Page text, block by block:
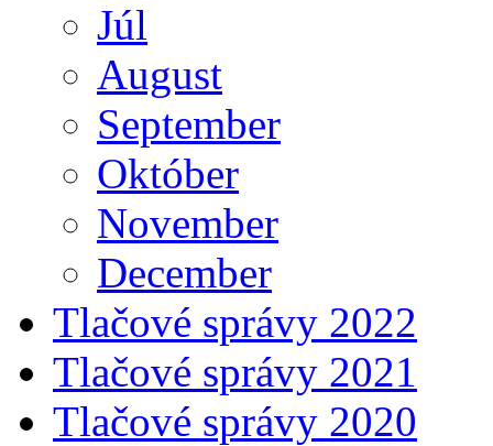
Júl
August
September
Október
November
December
Tlačové správy 2022
Tlačové správy 2021
Tlačové správy 2020